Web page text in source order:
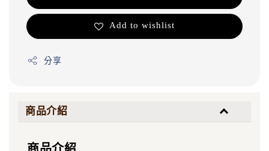
Add to wishlist
分享
商品介紹